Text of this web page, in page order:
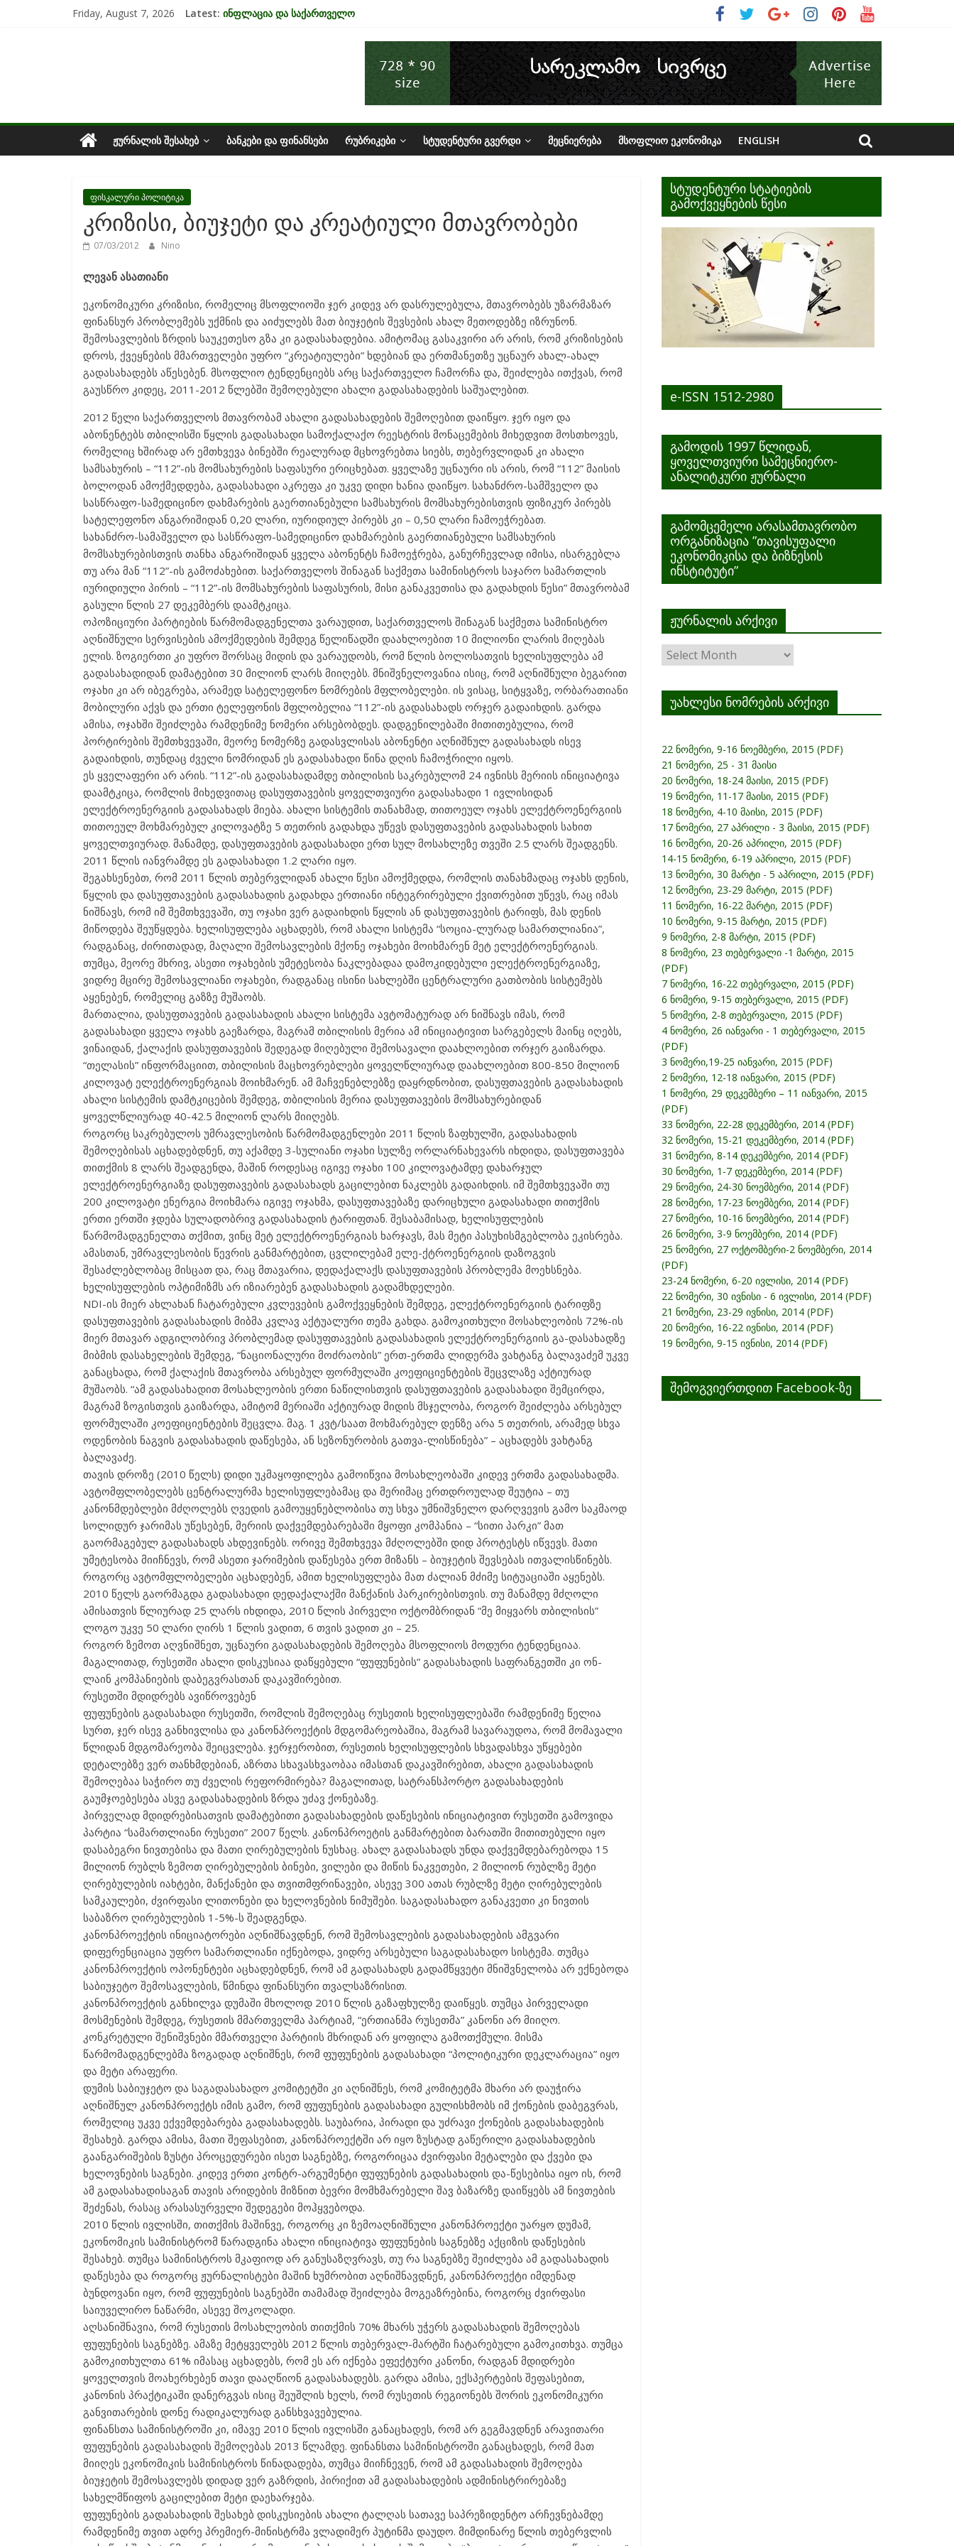
Friday, August 7, 2026 Latest: ინფლაცია და საქართველო
მიგრაციისა და ეკონომიკის ურთიერთკავშირი
EU-ის კანდიდატის სტატუსის ეკონომიკური სარგებელი
უძრავი ქონების ბაზარი საქართველოში
ᲟᲣᲠᲜᲐᲚᲘᲡ ᲨᲔᲡᲐᲮᲔᲑ ᲑᲐᲜᲙᲔᲑᲘ ᲓᲐ ᲤᲘᲜᲐᲜᲡᲔᲑᲘ ᲠᲣᲑᲠᲘᲙᲔᲑᲘ ᲡᲢᲣᲓᲔᲜᲢᲣᲠᲘ ᲒᲕᲔᲠᲓᲘ ᲛᲔᲪᲜᲘᲔᲠᲔᲑᲐ ᲛᲡᲝᲤᲚᲘᲝ ᲔᲙᲝᲜᲝᲛᲘᲙᲐ ENGLISH
ფისკალური პოლიტიკა
კრიზისი, ბიუჯეტი და კრეატიული მთავრობები
07/03/2012 Nino
ლევან ასათიანი
ეკონომიკური კრიზისი, რომელიც მსოფლიოში ჯერ კიდევ არ დასრულებულა, მთავრობებს უზარმაზარ
ფინანსურ პრობლემებს უქმნის და აიძულებს მათ ბიუჯეტის შევსების ახალ მეთოდებზე იზრუნონ.
შემოსავლების ზრდის საუკეთესო გზა კი გადასახადებია. ამიტომაც გასაკვირი არ არის, რომ კრიზისების
დროს, ქვეყნების მმართველები უფრო “კრეატიულები” ხდებიან და ერთმანეთზე უცნაურ ახალ-ახალ
გადასახადებს აწესებენ. მსოფლიო ტენდენციებს არც საქართველო ჩამორჩა და, შეიძლება ითქვას, რომ
გაუსწრო კიდეც, 2011-2012 წლებში შემოღებული ახალი გადასახადების საშუალებით.
2012 წელი საქართველოს მთავრობამ ახალი გადასახადების შემოღებით დაიწყო. ჯერ იყო და
აბონენტებს თბილისში წყლის გადასახადი სამოქალაქო რეესტრის მონაცემების მიხედვით მოსთხოვეს,
რომელიც ხშირად არ ემთხვევა ბინებში რეალურად მცხოვრებთა სიებს, თებერვლიდან კი ახალი
სამსახურის – “112”-ის მომსახურების საფასური ერიცხებათ. ყველაზე უცნაური ის არის, რომ “112” მაისის
ბოლოდან ამოქმედდება, გადასახადი აკრეფა კი უკვე დიდი ხანია დაიწყო. სახანძრო-სამშველო და
სასწრაფო-სამედიცინო დახმარების გაერთიანებული სამსახურის მომსახურებისთვის ფიზიკურ პირებს
სატელეფონო ანგარიშიდან 0,20 ლარი, იურიდიულ პირებს კი – 0,50 ლარი ჩამოეჭრებათ.
სახანძრო-სამაშველო და სასწრაფო-სამედიცინო დახმარების გაერთიანებული სამსახურის
მომსახურებისთვის თანხა ანგარიშიდან ყველა აბონენტს ჩამოეჭრება, განურჩევლად იმისა, ისარგებლა
თუ არა მან “112”-ის გამოძახებით. საქართველოს შინაგან საქმეთა სამინისტროს საჯარო სამართლის
იურიდიული პირის – “112”-ის მომსახურების საფასურის, მისი განაკვეთისა და გადახდის წესი” მთავრობამ
გასული წლის 27 დეკემბერს დაამტკიცა.
ოპოზიციური პარტიების წარმომადგენელთა ვარაუდით, საქართველოს შინაგან საქმეთა სამინისტრო
აღნიშნული სერვისების ამოქმედების შემდეგ წელიწადში დაახლოებით 10 მილიონი ლარის მიღებას
ელის. ზოგიერთი კი უფრო შორსაც მიდის და ვარაუდობს, რომ წლის ბოლოსათვის ხელისუფლება ამ
გადასახადიდან დამატებით 30 მილიონ ლარს მიიღებს. მნიშვნელოვანია ისიც, რომ აღნიშნული ბეგარით
ოჯახი კი არ იბეგრება, არამედ სატელეფონო ნომრების მფლობელები. ის ვისაც, სიტყვაზე, ორბარათიანი
მობილური აქვს და ერთი ტელეფონის მფლობელია “112”-ის გადასახადს ორჯერ გადაიხდის. გარდა
ამისა, ოჯახში შეიძლება რამდენიმე ნომერი არსებობდეს. დადგენილებაში მითითებულია, რომ
პორტირების შემთხვევაში, მეორე ნომერზე გადასვლისას აბონენტი აღნიშნულ გადასახადს ისევ
გადაიხდის, თუნდაც ძველი ნომრიდან ეს გადასახადი წინა დღის ჩამოჭრილი იყოს.
ეს ყველაფერი არ არის. “112”-ის გადასახადამდე თბილისის საკრებულომ 24 ივნისს მერიის ინიციატივა
დაამტკიცა, რომლის მიხედვითაც დასუფთავების ყოველთვიური გადასახადი 1 ივლისიდან
ელექტროენერგიის გადასახადს მიება. ახალი სისტემის თანახმად, თითოეულ ოჯახს ელექტროენერგიის
თითოეულ მოხმარებულ კილოვატზე 5 თეთრის გადახდა უწევს დასუფთავების გადასახადის სახით
ყოველთვიურად. მანამდე, დასუფთავების გადასახადი ერთ სულ მოსახლეზე თვეში 2.5 ლარს შეადგენს.
2011 წლის იანვრამდე ეს გადასახადი 1.2 ლარი იყო.
შეგახსენებთ, რომ 2011 წლის თებერვლიდან ახალი წესი ამოქმედდა, რომლის თანახმადაც ოჯახს დენის,
წყლის და დასუფთავების გადასახადის გადახდა ერთიანი ინტეგრირებული ქვითრებით უწევს, რაც იმას
ნიშნავს, რომ იმ შემთხვევაში, თუ ოჯახი ვერ გადაიხდის წყლის ან დასუფთავების ტარიფს, მას დენის
მიწოდება შეუწყდება. ხელისუფლება აცხადებს, რომ ახალი სისტემა “სოცია-ლურად სამართლიანია”,
რადგანაც, ძირითადად, მაღალი შემოსავლების მქონე ოჯახები მოიხმარენ მეტ ელექტროენერგიას.
თუმცა, მეორე მხრივ, ასეთი ოჯახების უმეტესობა ნაკლებადაა დამოკიდებული ელექტროენერგიაზე,
ვიდრე მცირე შემოსავლიანი ოჯახები, რადგანაც ისინი სახლებში ცენტრალური გათბობის სისტემებს
აყენებენ, რომელიც გაზზე მუშაობს.
მართალია, დასუფთავების გადასახადის ახალი სისტემა ავტომატურად არ ნიშნავს იმას, რომ
გადასახადი ყველა ოჯახს გაეზარდა, მაგრამ თბილისის მერია ამ ინიციატივით სარგებელს მაინც იღებს,
ვინაიდან, ქალაქის დასუფთავების შედეგად მიღებული შემოსავალი დაახლოებით ორჯერ გაიზარდა.
“თელასის” ინფორმაციით, თბილისის მაცხოვრებლები ყოველწლიურად დაახლოებით 800-850 მილიონ
კილოვატ ელექტროენერგიას მოიხმარენ. ამ მაჩვენებლებზე დაყრდნობით, დასუფთავების გადასახადის
ახალი სისტემის დამტკიცების შემდეგ, თბილისის მერია დასუფთავების მომსახურებიდან
ყოველწლიურად 40-42.5 მილიონ ლარს მიიღებს.
როგორც საკრებულოს უმრავლესობის წარმომადგენლები 2011 წლის ზაფხულში, გადასახადის
შემოღებისას აცხადებდნენ, თუ აქამდე 3-სულიანი ოჯახი სულზე ორლარნახევარს იხდიდა, დასუფთავება
თითქმის 8 ლარს შეადგენდა, მაშინ როდესაც იგივე ოჯახი 100 კილოვატამდე დახარჯულ
ელექტროენერგიაზე დასუფთავების გადასახადს გაცილებით ნაკლებს გადაიხდის. იმ შემთხვევაში თუ
200 კილოვატი ენერგია მოიხმარა იგივე ოჯახმა, დასუფთავებაზე დარიცხული გადასახადი თითქმის
ერთი ერთში ჯდება სულადობრივ გადასახადის ტარიფთან. შესაბამისად, ხელისუფლების
წარმომადგენელთა თქმით, ვინც მეტ ელექტროენერგიას ხარჯავს, მას მეტი პასუხისმგებლობა ეკისრება.
ამასთან, უმრავლესობის წევრის განმარტებით, ცვლილებამ ელე-ქტროენერგიის დაზოგვის
შესაძლებლობაც მისცათ და, რაც მთავარია, დედაქალაქს დასუფთავების პრობლემა მოეხსნება.
ხელისუფლების ოპტიმიზმს არ იზიარებენ გადასახადის გადამხდელები.
NDI-ის მიერ ახლახან ჩატარებული კვლევების გამოქვეყნების შემდეგ, ელექტროენერგიის ტარიფზე
დასუფთავების გადასახადის მიბმა კვლავ აქტუალური თემა გახდა. გამოკითხული მოსახლეობის 72%-ის
მიერ მთავარ ადგილობრივ პრობლემად დასუფთავების გადასახადის ელექტროენერგიის გა-დასახადზე
მიბმის დასახელების შემდეგ, “ნაციონალური მოძრაობის” ერთ-ერთმა ლიდერმა ვახტანგ ბალავაძემ უკვე
განაცხადა, რომ ქალაქის მთავრობა არსებულ ფორმულაში კოეფიციენტების შეცვლაზე აქტიურად
მუშაობს. “ამ გადასახადით მოსახლეობის ერთი ნაწილისთვის დასუფთავების გადასახადი შემცირდა,
მაგრამ ზოგისთვის გაიზარდა, ამიტომ მერიაში აქტიურად მიდის მსჯელობა, როგორ შეიძლება არსებულ
ფორმულაში კოეფიციენტების შეცვლა. მაგ. 1 კვტ/საათ მოხმარებულ დენზე არა 5 თეთრის, არამედ სხვა
ოდენობის ნაგვის გადასახადის დაწესება, ან სეზონურობის გათვა-ლისწინება” – აცხადებს ვახტანგ
ბალავაძე.
თავის დროზე (2010 წელს) დიდი უკმაყოფილება გამოიწვია მოსახლეობაში კიდევ ერთმა გადასახადმა.
ავტომფლობელებს ცენტრალურმა ხელისუფლებამაც და მერიმაც ერთდროულად შეუტია – თუ
კანონმდებლები მძღოლებს ღვედის გამოუყენებლობისა თუ სხვა უმნიშვნელო დარღვევის გამო საკმაოდ
სოლიდურ ჯარიმას უწესებენ, მერიის დაქვემდებარებაში მყოფი კომპანია – “სითი პარკი” მათ
გაორმაგებულ გადასახადს ახდევინებს. ორივე შემთხვევა მძღოლებში დიდ პროტესტს იწვევს. მათი
უმეტესობა მიიჩნევს, რომ ასეთი ჯარიმების დაწესება ერთ მიზანს – ბიუჯეტის შევსებას ითვალისწინებს.
როგორც ავტომფლობელები აცხადებენ, ამით ხელისუფლება მათ ძალიან მძიმე სიტუაციაში აყენებს.
2010 წელს გაორმაგდა გადასახადი დედაქალაქში მანქანის პარკირებისთვის. თუ მანამდე მძღოლი
ამისათვის წლიურად 25 ლარს იხდიდა, 2010 წლის პირველი ოქტომბრიდან “მე მიყვარს თბილისის”
ლოგო უკვე 50 ლარი ღირს 1 წლის ვადით, 6 თვის ვადით კი – 25.
როგორ ზემოთ აღვნიშნეთ, უცნაური გადასახადების შემოღება მსოფლიოს მოდური ტენდენციაა.
მაგალითად, რუსეთში ახალი დისკუსიაა დაწყებული “ფუფუნების” გადასახადის საფრანგეთში კი ონ-
ლაინ კომპანიების დაბეგვრასთან დაკავშირებით.
რუსეთში მდიდრებს ავიწროვებენ
ფუფუნების გადასახადი რუსეთში, რომლის შემოღებაც რუსეთის ხელისუფლებაში რამდენიმე წელია
სურთ, ჯერ ისევ განხივლისა და კანონპროექტის მდგომარეობაშია, მაგრამ სავარაუდოა, რომ მომავალი
წლიდან მდგომარეობა შეიცვლება. ჯერჯერობით, რუსეთის ხელისუფლების სხვადასხვა უწყებები
დეტალებზე ვერ თანხმდებიან, აზრთა სხავასხვაობაა იმასთან დაკავშირებით, ახალი გადასახადის
შემოღებაა საჭირო თუ ძველის რეფორმირება? მაგალითად, სატრანსპორტო გადასახადების
გაუმჯოებესება ასვე გადასახადების ზრდა უძავ ქონებაზე.
პირველად მდიდრებისათვის დამატებითი გადასახადების დაწესების ინიციატივით რუსეთში გამოვიდა
პარტია “სამართლიანი რუსეთი” 2007 წელს. კანონპროეტის განმარტებით ბარათში მითითებული იყო
დასაბეგრი ნივთებისა და მათი ღირებულების ნუსხაც. ახალ გადასახადს უნდა დაქვემდებარებოდა 15
მილიონ რუბლს ზემოთ ღირებულების ბინები, ვილები და მიწის ნაკვეთები, 2 მილიონ რუბლზე მეტი
ღირებულების იახტები, მანქანები და თვითმფრინავები, ასევე 300 ათას რუბლზე მეტი ღირებულების
სამკაულები, ძვირფასი ლითონები და ხელოვნების ნიმუშები. საგადასახადო განაკვეთი კი ნივთის
საბაზრო ღირებულების 1-5%-ს შეადგენდა.
კანონპროექტის ინიციატორები აღნიშნავდნენ, რომ შემოსავლების გადასახადების ამგვარი
დიფერენციაცია უფრო სამართლიანი იქნებოდა, ვიდრე არსებული საგადასახადო სისტემა. თუმცა
კანონპროექტის ოპონენტები აცხადებდნენ, რომ ამ გადასახადს გადამწყვეტი მნიშვნელობა არ ექნებოდა
საბიუჯეტო შემოსავლების, წმინდა ფინანსური თვალსაზრისით.
კანონპროექტის განხილვა დუმაში მხოლოდ 2010 წლის გაზაფხულზე დაიწყეს. თუმცა პირველადი
მოსმენების შემდეგ, რუსეთის მმართველმა პარტიამ, “ერთიანმა რუსეთმა” კანონი არ მიიღო.
კონკრეტული შენიშვნები მმართველი პარტიის მხრიდან არ ყოფილა გამოთქმული. მისმა
წარმომადგენლებმა ზოგადად აღნიშნეს, რომ ფუფუნების გადასახადი “პოლიტიკური დეკლარაცია” იყო
და მეტი არაფერი.
დუმის საბიუჯეტო და საგადასახადო კომიტეტში კი აღნიშნეს, რომ კომიტეტმა მხარი არ დაუჭირა
აღნიშნულ კანონპროექტს იმის გამო, რომ ფუფუნების გადასახადი გულისხმობს იმ ქონების დაბეგვრას,
რომელიც უკვე ექვემდებარება გადასახადებს. საუბარია, პირადი და უძრავი ქონების გადასახადების
შესახებ. გარდა ამისა, მათი შეფასებით, კანონპროექტში არ იყო ზუსტად გაწერილი გადასახადების
გაანგარიშების ზუსტი პროცედურები ისეთ საგნებზე, როგორიცაა ძვირფასი მეტალები და ქვები და
ხელოვნების საგნები. კიდევ ერთი კონტრ-არგუმენტი ფუფუნების გადასახადის და-წესებისა იყო ის, რომ
ამ გადასახადისაგან თავის არიდების მიზნით ბევრი მომხმარებელი შავ ბაზარზე დაიწყებს ამ ნივთების
შეძენას, რასაც არასასურველი შედეგები მოჰყვებოდა.
2010 წლის ივლისში, თითქმის მაშინვე, როგორც კი ზემოაღნიშნული კანონპროექტი უარყო დუმამ,
ეკონომიკის სამინისტრომ წარადგინა ახალი ინიციატივა ფუფუნების საგნებზე აქციზის დაწესების
შესახებ. თუმცა სამინისტროს მკაფიოდ არ განუსაზღვრავს, თუ რა საგნებზე შეიძლება ამ გადასახადის
დაწესება და როგორც ჟურნალისტები მაშინ ხუმრობით აღნიშნავდნენ, კანონპროექტი იმდენად
ბუნდოვანი იყო, რომ ფუფუნების საგნებში თამამად შეიძლება მოგეაზრებინა, როგორც ძვირფასი
საიუველირო ნაწარმი, ასევე შოკოლადი.
აღსანიშნავია, რომ რუსეთის მოსახლეობის თითქმის 70% მხარს უჭერს გადასახადის შემოღებას
ფუფუნების საგნებზე. ამაზე მეტყველებს 2012 წლის თებერვალ-მარტში ჩატარებული გამოკითხვა. თუმცა
გამოკითხულთა 61% იმასაც აცხადებს, რომ ეს არ იქნება ეფექტური კანონი, რადგან მდიდრები
ყოველთვის მოახერხებენ თავი დააღწიონ გადასახადებს. გარდა ამისა, ექსპერტების შეფასებით,
კანონის პრაქტიკაში დანერგვას ისიც შეუშლის ხელს, რომ რუსეთის რეგიონებს შორის ეკონომიკური
განვითარების დონე რადიკალურად განსხვავებულია.
ფინანსთა სამინისტროში კი, იმავე 2010 წლის ივლისში განაცხადეს, რომ არ გეგმავდნენ არავითარი
ფუფუნების გადასახადის შემოღებას 2013 წლამდე. ფინანსთა სამინისტროში განაცხადეს, რომ მათ
მიიღეს ეკონომიკის სამინისტროს წინადადება, თუმცა მიიჩნევენ, რომ ამ გადასახადის შემოღება
ბიუჯეტის შემოსავლებს დიდად ვერ გაზრდის, პირიქით ამ გადასახადების ადმინისტრირებაზე
სახელმწიფოს გაცილებით მეტი დაეხარჯება.
ფუფუნების გადასახადის შესახებ დისკუსიების ახალი ტალღას სათავე საპრეზიდენტო არჩევნებამდე
რამდენიმე თვით ადრე პრემიერ-მინისტრმა ვლადიმერ პუტინმა დაუდო. მიმდინარე წლის თებერვლის
სტუდენტური სტატიების
გამოქვეყნების წესი
e-ISSN 1512-2980
გამოდის 1997 წლიდან,
ყოველთვიური სამეცნიერო-
ანალიტკური ჟურნალი
გამომცემელი არასამთავრობო
ორგანიზაცია ”თავისუფალი
ეკონომიკისა და ბიზნესის
ინსტიტუტი”
ჟურნალის არქივი
ჟურნალის
არქივი
უახლესი ნომრების არქივი
22 ნომერი, 9-16 ნოემბერი, 2015 (PDF)
21 ნომერი, 25 - 31 მაისი
20 ნომერი, 18-24 მაისი, 2015 (PDF)
19 ნომერი, 11-17 მაისი, 2015 (PDF)
18 ნომერი, 4-10 მაისი, 2015 (PDF)
17 ნომერი, 27 აპრილი - 3 მაისი, 2015 (PDF)
16 ნომერი, 20-26 აპრილი, 2015 (PDF)
14-15 ნომერი, 6-19 აპრილი, 2015 (PDF)
13 ნომერი, 30 მარტი - 5 აპრილი, 2015 (PDF)
12 ნომერი, 23-29 მარტი, 2015 (PDF)
11 ნომერი, 16-22 მარტი, 2015 (PDF)
10 ნომერი, 9-15 მარტი, 2015 (PDF)
9 ნომერი, 2-8 მარტი, 2015 (PDF)
8 ნომერი, 23 თებერვალი -1 მარტი, 2015
(PDF)
7 ნომერი, 16-22 თებერვალი, 2015 (PDF)
6 ნომერი, 9-15 თებერვალი, 2015 (PDF)
5 ნომერი, 2-8 თებერვალი, 2015 (PDF)
4 ნომერი, 26 იანვარი - 1 თებერვალი, 2015
(PDF)
3 ნომერი,19-25 იანვარი, 2015 (PDF)
2 ნომერი, 12-18 იანვარი, 2015 (PDF)
1 ნომერი, 29 დეკემბერი – 11 იანვარი, 2015
(PDF)
33 ნომერი, 22-28 დეკემბერი, 2014 (PDF)
32 ნომერი, 15-21 დეკემბერი, 2014 (PDF)
31 ნომერი, 8-14 დეკემბერი, 2014 (PDF)
30 ნომერი, 1-7 დეკემბერი, 2014 (PDF)
29 ნომერი, 24-30 ნოემბერი, 2014 (PDF)
28 ნომერი, 17-23 ნოემბერი, 2014 (PDF)
27 ნომერი, 10-16 ნოემბერი, 2014 (PDF)
26 ნომერი, 3-9 ნოემბერი, 2014 (PDF)
25 ნომერი, 27 ოქტომბერი-2 ნოემბერი, 2014
(PDF)
23-24 ნომერი, 6-20 ივლისი, 2014 (PDF)
22 ნომერი, 30 ივნისი - 6 ივლისი, 2014 (PDF)
21 ნომერი, 23-29 ივნისი, 2014 (PDF)
20 ნომერი, 16-22 ივნისი, 2014 (PDF)
19 ნომერი, 9-15 ივნისი, 2014 (PDF)
შემოგვიერთდით Facebook-ზე